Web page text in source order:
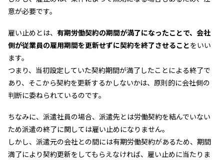
意が必要です。
雇い止めとは、 有期労働契約の期間が満了になったことで、会社
側が従業員の雇用期間を更新せずに契約を終了させることをいい
ます。
つまり、当初設定していた契約期間が満了したことによる終了で
あり、そこから契約を更新するかしないかは、原則的に会社側の
判断に委ねられているのです。
ちなみに、派遣社員の場合、派遣先とは労働契約を結んでいない
ため派遣の終了に関しては雇い止めになりません。
しかし、派遣元の会社との間には有期労働契約があるため、期間
満了により契約更新をしてもらえなければ、雇い止めに当たりま